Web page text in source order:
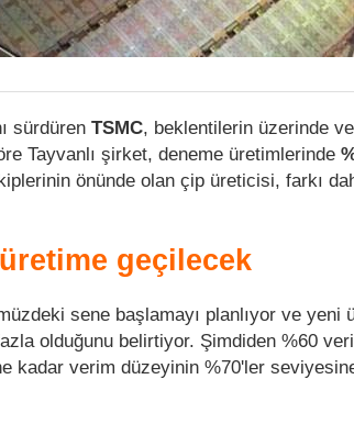
sürdüren TSMC, beklentilerin üzerinde
Tayvanlı şirket, deneme üretimlerinde
önünde olan çip üreticisi, farkı
geçilecek
sene başlamayı planlıyor ve yeni
olduğunu belirtiyor. Şimdiden %60
kadar verim düzeyinin %70'ler